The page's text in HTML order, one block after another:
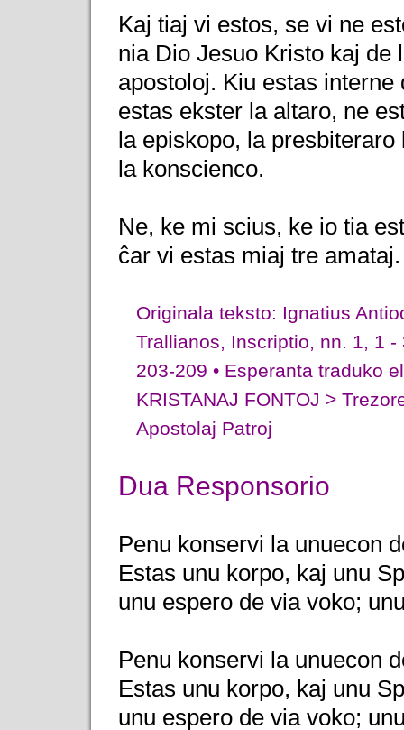
Kaj tiaj vi estos, se vi ne
nia Dio Jesuo Kristo kaj de
apostoloj. Kiu estas
estas ekster la altaro, ne
la episkopo, la
la konscienco.
Ne, ke mi scius, ke io tia
ĉar vi estas miaj tre amataj.
Originala teksto: Ignatius
Trallianos, Inscriptio, nn. 1, 1
203-209 • Esperanta traduko
KRISTANAJ FONTOJ >
Apostolaj Patroj
Dua Responsorio
Penu konservi la unuecon
Estas unu korpo, kaj unu
unu espero de via voko;
Penu konservi la unuecon
Estas unu korpo, kaj unu
unu espero de via voko;